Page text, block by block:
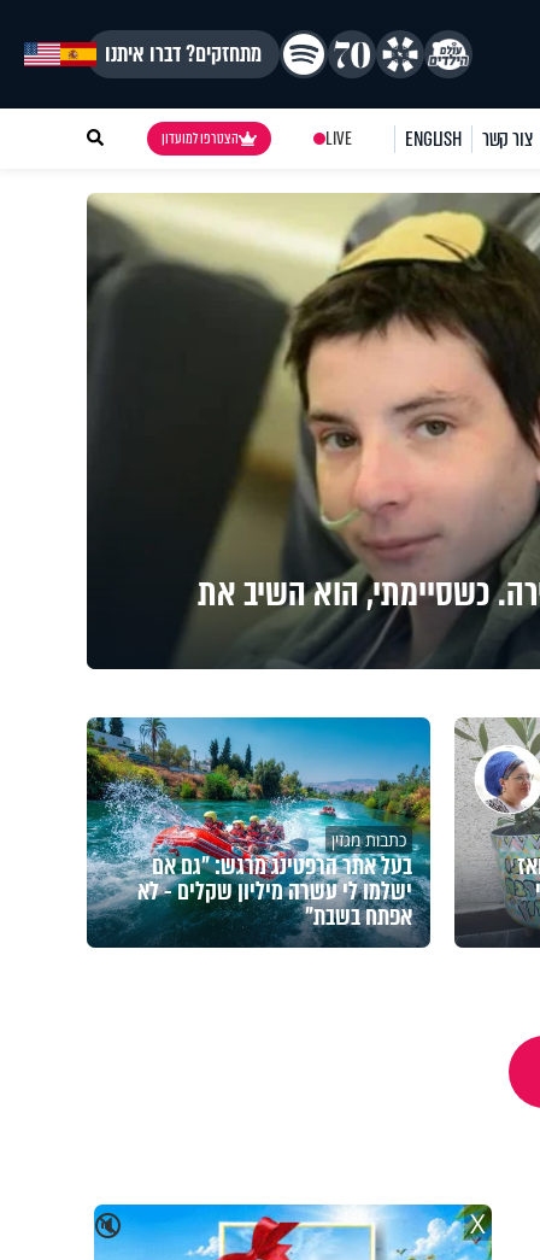
מתחזקים? דברו איתנו
צור קשר ENGLISH
LIVE הצטרפו למועדון
כשסיימתי, הוא השיב את
כתבות מגזין
בעל אתר הרפטינג מרגש: "גם אם
ישלמו לי עשרה מיליון שקלים - לא
אפתח בשבת"
🔇 X